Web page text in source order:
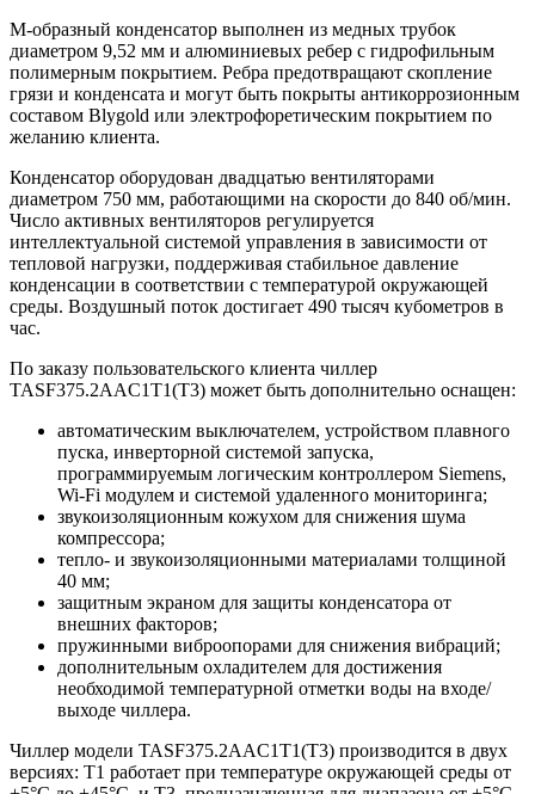
М-образный конденсатор выполнен из медных трубок
диаметром 9,52 мм и алюминиевых ребер с гидрофильным
полимерным покрытием. Ребра предотвращают скопление
грязи и конденсата и могут быть покрыты антикоррозионным
составом Blygold или электрофоретическим покрытием по
желанию клиента.
Конденсатор оборудован двадцатью вентиляторами
диаметром 750 мм, работающими на скорости до 840 об/мин.
Число активных вентиляторов регулируется
интеллектуальной системой управления в зависимости от
тепловой нагрузки, поддерживая стабильное давление
конденсации в соответствии с температурой окружающей
среды. Воздушный поток достигает 490 тысяч кубометров в
час.
По заказу пользовательского клиента чиллер
TASF375.2AAC1T1(T3) может быть дополнительно оснащен:
автоматическим выключателем, устройством плавного
пуска, инверторной системой запуска,
программируемым логическим контроллером Siemens,
Wi-Fi модулем и системой удаленного мониторинга;
звукоизоляционным кожухом для снижения шума
компрессора;
тепло- и звукоизоляционными материалами толщиной
40 мм;
защитным экраном для защиты конденсатора от
внешних факторов;
пружинными виброопорами для снижения вибраций;
дополнительным охладителем для достижения
необходимой температурной отметки воды на входе/
выходе чиллера.
Чиллер модели TASF375.2AAC1T1(T3) производится в двух
версиях: T1 работает при температуре окружающей среды от